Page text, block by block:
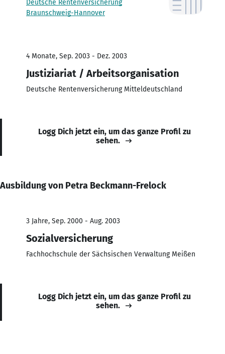
Deutsche Rentenversicherung
Braunschweig-Hannover
4 Monate, Sep. 2003 - Dez. 2003
Justiziariat / Arbeitsorganisation
Deutsche Rentenversicherung Mitteldeutschland
Logg Dich jetzt ein, um das ganze Profil zu
sehen.
Ausbildung von Petra Beckmann-Frelock
3 Jahre, Sep. 2000 - Aug. 2003
Sozialversicherung
Fachhochschule der Sächsischen Verwaltung Meißen
Logg Dich jetzt ein, um das ganze Profil zu
sehen.